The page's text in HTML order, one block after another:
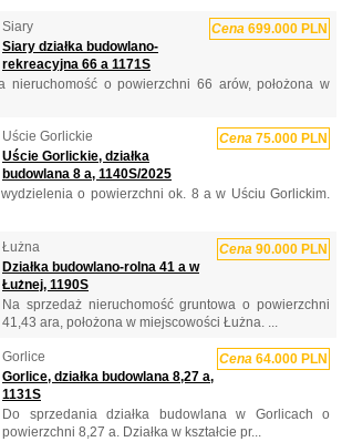
Siary Cena 699.000 PLN
Siary działka budowlano-
rekreacyjna 66 a 1171S
nieruchomość o powierzchni 66 arów, położona w
Uście Gorlickie Cena 75.000 PLN
Uście Gorlickie, działka
budowlana 8 a, 1140S/2025
o powierzchni ok. 8 a w Uściu Gorlickim.
Łużna Cena 90.000 PLN
Działka budowlano-rolna 41 a w
Łużnej, 1190S
Na sprzedaż nieruchomość gruntowa o powierzchni
41,43 ara, położona w miejscowości Łużna. ...
Gorlice Cena 64.000 PLN
Gorlice, działka budowlana 8,27 a,
1131S
Do sprzedania działka budowlana w Gorlicach o
powierzchni 8,27 a. Działka w kształcie pr...